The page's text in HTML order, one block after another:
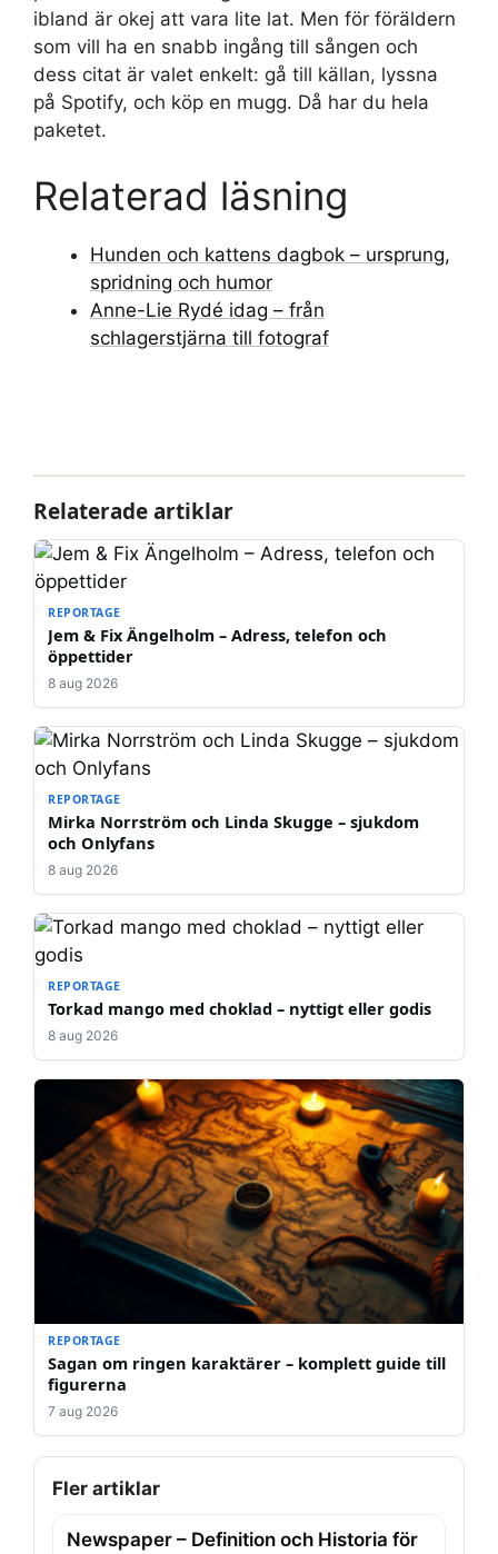
ibland är okej att vara lite lat. Men för föräldern
som vill ha en snabb ingång till sången och
dess citat är valet enkelt: gå till källan, lyssna
på Spotify, och köp en mugg. Då har du hela
paketet.
Relaterad läsning
Hunden och kattens dagbok – ursprung,
spridning och humor
Anne-Lie Rydé idag – från
schlagerstjärna till fotograf
Relaterade artiklar
REPORTAGE
Jem & Fix Ängelholm – Adress, telefon och
öppettider
8 aug 2026
REPORTAGE
Mirka Norrström och Linda Skugge – sjukdom
och Onlyfans
8 aug 2026
REPORTAGE
Torkad mango med choklad – nyttigt eller godis
8 aug 2026
REPORTAGE
Sagan om ringen karaktärer – komplett guide till
figurerna
7 aug 2026
Fler artiklar
Newspaper – Definition och Historia för